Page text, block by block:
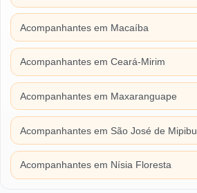
Acompanhantes em Macaíba
Acompanhantes em Ceará-Mirim
Acompanhantes em Maxaranguape
Acompanhantes em São José de Mipibu
Acompanhantes em Nísia Floresta